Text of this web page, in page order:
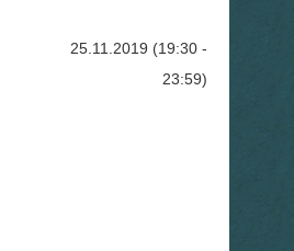
25.11.2019 (19:30 -
23:59)